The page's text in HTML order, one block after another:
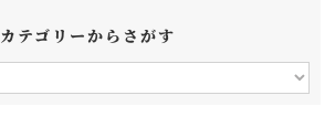
カテゴリーからさがす